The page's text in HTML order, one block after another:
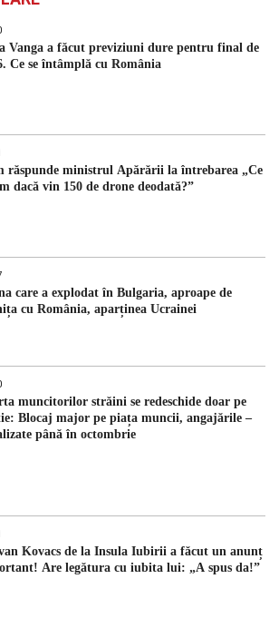
Vanga a făcut previziuni dure pentru final de
Ce se întâmplă cu România
răspunde ministrul Apărării la întrebarea „Ce
dacă vin 150 de drone deodată?”
care a explodat în Bulgaria, aproape de
cu România, aparținea Ucrainei
muncitorilor străini se redeschide doar pe
Blocaj major pe piața muncii, angajările –
până în octombrie
Kovacs de la Insula Iubirii a făcut un anunț
Are legătura cu iubita lui: „A spus da!”